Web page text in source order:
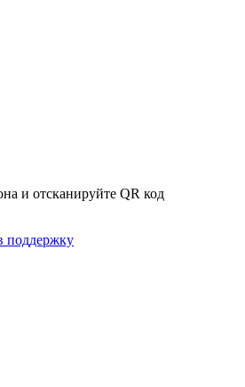
и отсканируйте QR код
поддержку